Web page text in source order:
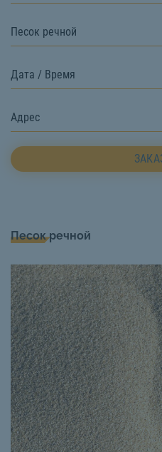
Песок речной
Песок речной